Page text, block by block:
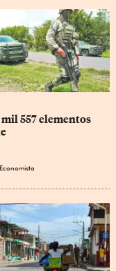
557 elementos